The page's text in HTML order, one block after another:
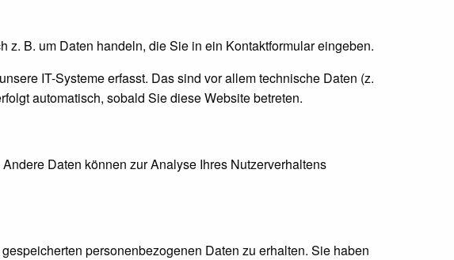
B. um Daten handeln, die Sie in ein Kontaktformular eingeben.
IT-Systeme erfasst. Das sind vor allem technische Daten (z.
automatisch, sobald Sie diese Website betreten.
Daten können zur Analyse Ihres Nutzerverhaltens
personenbezogenen Daten zu erhalten. Sie haben